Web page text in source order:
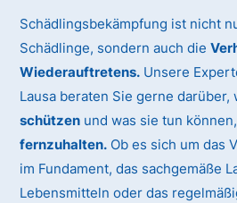
Schädlingsbekämpfung ist nicht
Schädlinge, sondern auch die
Wiederauftretens. Unsere
Lausa beraten Sie gerne
schützen und was sie tun
fernzuhalten. Ob es sich um das
im Fundament, das sachgemäße
Lebensmitteln oder das